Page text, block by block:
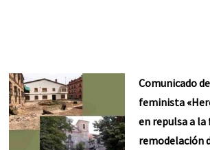
Comunicado
feminista
en repulsa a la
remodelación